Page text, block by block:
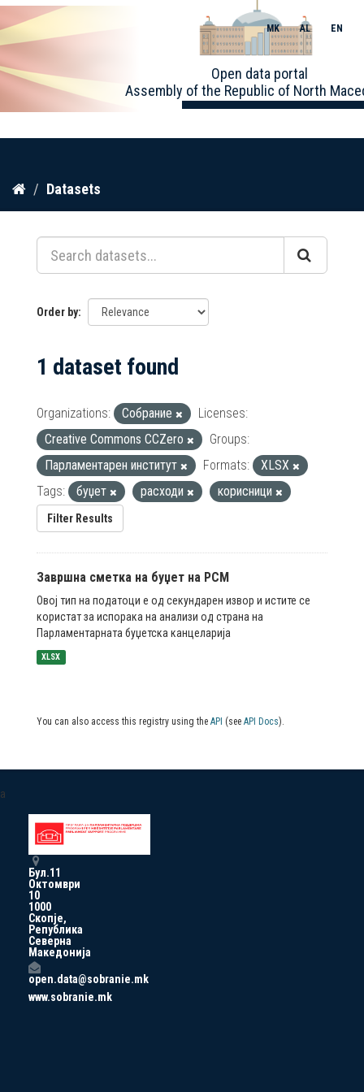
Skip
content
Open data portal
Assembly of the Republic of North
MK AL EN
Datasets
Order by
1 dataset found
Organizations: Собрание
Licenses:
Creative Commons CCZero
Groups:
Парламентарен институт
Formats:
XLSX
Tags:
буџет расходи корисници
Filter Results
Завршна сметка на буџет на РСМ
Овој тип на податоци е од секундарен извор и истите се
користат за испорака на анализи од страна на
Парламентарната буџетска канцеларија
XLSX
You can also access this registry using the API (see API Docs).
a
Бул.11
Октомври
10
1000
Скопје,
Република
Северна
Македонија
open.data@sobranie.mk
www.sobranie.mk